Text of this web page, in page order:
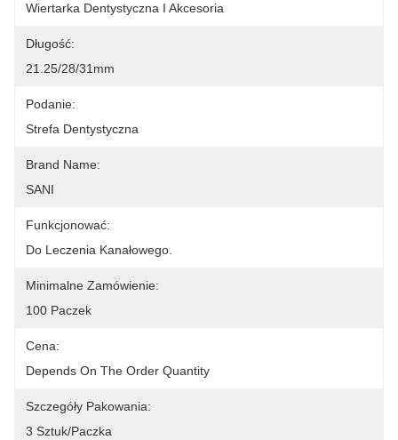
Wiertarka Dentystyczna I Akcesoria
Długość:
21.25/28/31mm
Podanie:
Strefa Dentystyczna
Brand Name:
SANI
Funkcjonować:
Do Leczenia Kanałowego.
Minimalne Zamówienie:
100 Paczek
Cena:
Depends On The Order Quantity
Szczegóły Pakowania:
3 Sztuk/paczka